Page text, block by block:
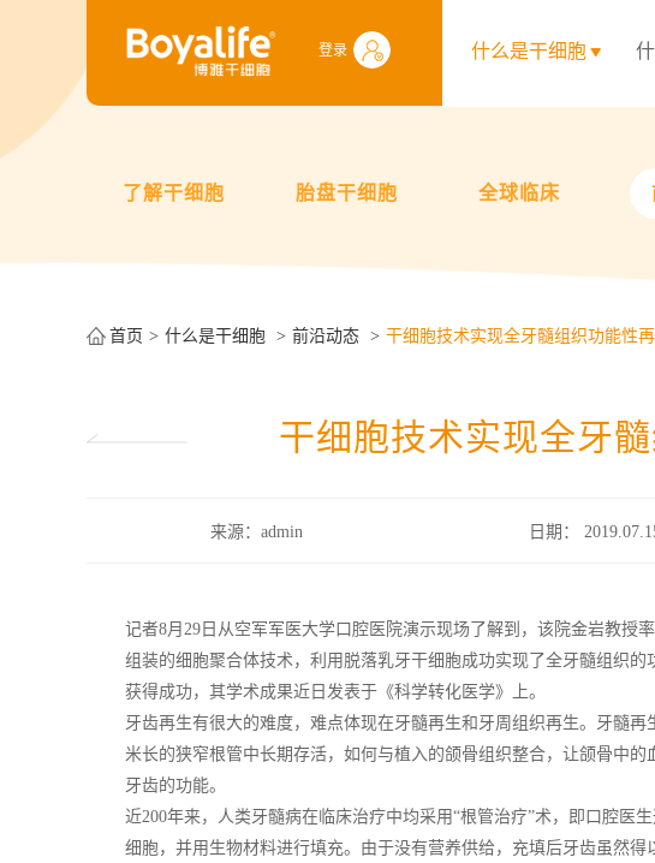
登录 什么是干细胞
了解干细胞 胎盘干细胞 全球临床
首页 什么是干细胞 前沿动态 干细胞技术实现全牙髓组织功能性
干细胞技术实现全牙
来源：admin 日期：
记者8月29日从空军军医大学口腔医院演示现场了解到，该院金岩教授
组装的细胞聚合体技术，利用脱落乳牙干细胞成功实现了全牙髓组织
获得成功，其学术成果近日发表于《科学转化医学》上。
牙齿再生有很大的难度，难点体现在牙髓再生和牙周组织再生。牙髓
米长的狭窄根管中长期存活，如何与植入的颌骨组织整合，让颌骨中
牙齿的功能。
近200年来，人类牙髓病在临床治疗中均采用“根管治疗”术，即口腔医
细胞，并用生物材料进行填充。由于没有营养供给，充填后牙齿虽然